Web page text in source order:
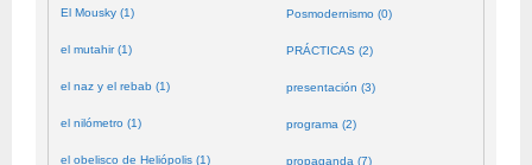
El Mousky (1)
el mutahir (1)
el naz y el rebab (1)
el nilómetro (1)
el obelisco de Heliópolis (1)
Posmodernismo (0)
PRÁCTICAS (2)
presentación (3)
programa (2)
propaganda (7)